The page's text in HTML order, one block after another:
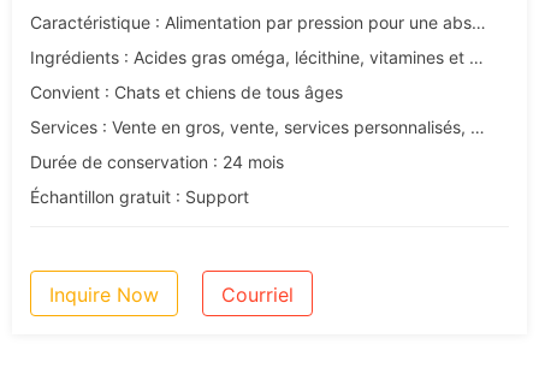
Caractéristique : Alimentation par pression pour une absorption efficace
Ingrédients : Acides gras oméga, lécithine, vitamines et autres nutriments.
Convient : Chats et chiens de tous âges
Services : Vente en gros, vente, services personnalisés, OEM et ODM
Durée de conservation : 24 mois
Échantillon gratuit : Support
Inquire Now Courriel